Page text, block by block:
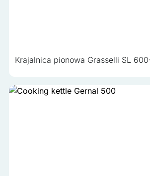
Krajalnica pionowa Grasselli SL